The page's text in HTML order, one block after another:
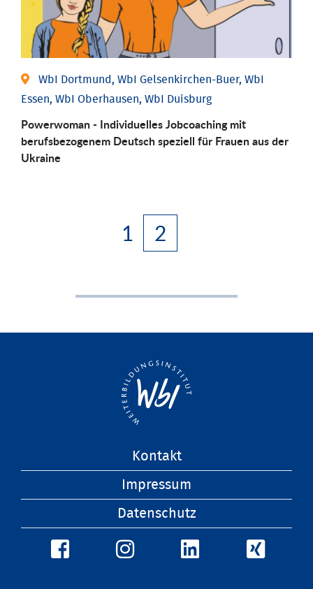
WbI Dortmund, WbI Gelsenkirchen-Buer, WbI
Essen, WbI Oberhausen, WbI Duisburg
Powerwoman - Individuelles Jobcoaching mit
berufsbezogenem Deutsch speziell für Frauen aus der
Ukraine
1 2
Kontakt
Impressum
Datenschutz